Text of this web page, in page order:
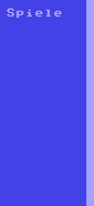
Spiele